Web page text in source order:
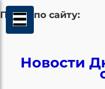
Поиск по сайту:
Новости